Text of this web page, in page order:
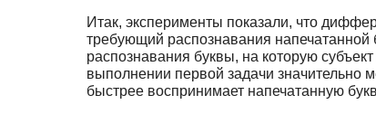
Итак, эксперименты показали, что
требующий распознавания напечатанной
распознавания буквы, на которую
выполнении первой задачи значительно
быстрее воспринимает напечатанную